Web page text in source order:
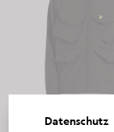
Datenschutz